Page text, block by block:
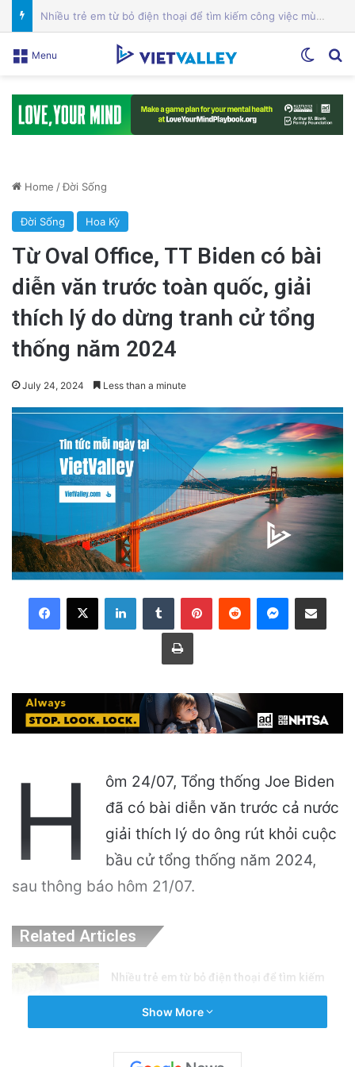
Chuyên Gia Dinh Dưỡng: Hỗ Trợ Bạn Ăn Uống Lành Mạnh, Thay Đổi Lối Sống và Quản Lý Bệnh Tật
Menu
Home /Đời Sống
Đời Sống Hoa Kỳ
Từ Oval Office, TT Biden có bài
diễn văn trước toàn quốc, giải
thích lý do dừng tranh cử tổng
thống năm 2024
July 24, 2024 Less than a minute
LinkedInTumblr PinterestReddit Messenger
Share via Email
Print
H
ôm 24/07, Tổng thống Joe Biden
đã có bài diễn văn trước cả nước
giải thích lý do ông rút khỏi cuộc
bầu cử tổng thống năm 2024,
sau thông báo hôm 21/07.
Related Articles
Nhiều trẻ em từ bỏ điện thoại để tìm kiếm
Ứng cử viên nhà vượt qua cuộc bầu cử sơ bộ,
Show More